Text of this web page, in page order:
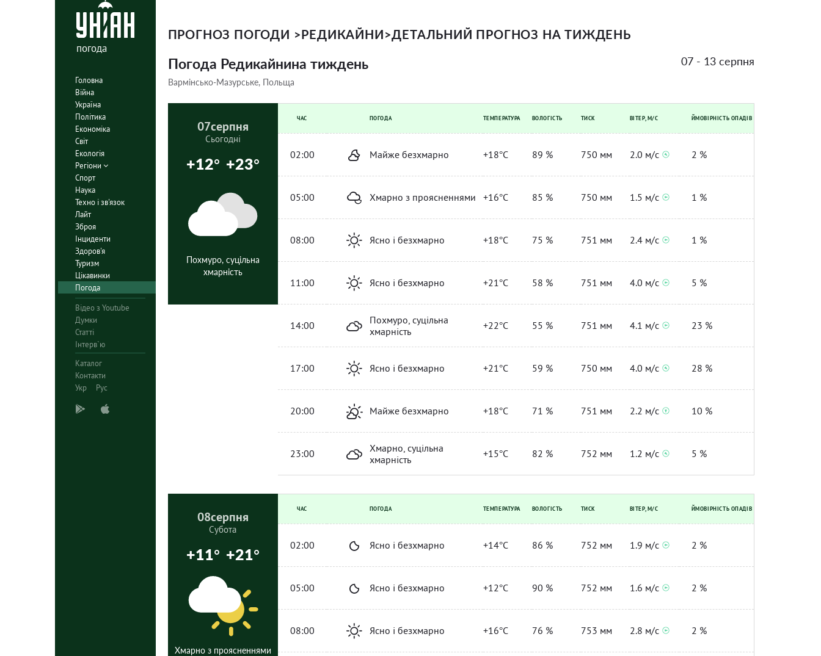
погода
Головна
Війна
Україна
Політика
Економіка
Світ
Екологія
Регіони
Спорт
Наука
Техно і зв'язок
Лайт
Зброя
Інциденти
Здоров'я
Туризм
Цікавинки
Погода
Відео з Youtube
Думки
Статті
Інтерв`ю
Каталог
Контакти
Укр
Рус
ПРОГНОЗ ПОГОДИ >РЕДИКАЙНИ>ДЕТАЛЬНИЙ ПРОГНОЗ НА ТИЖДЕНЬ
Погода Редикайнина тиждень
Вармінсько-Мазурське, Польща
07 - 13 серпня
07серпня
Сьогодні
+12° +23°
Похмуро, суцільна
хмарність
ЧАС ПОГОДА ТЕМПЕРАТУРА ВОЛОГІСТЬ ТИСК ВІТЕР, М/С ЙМОВІРНІСТЬ ОПАДІВ
02:00 Майже безхмарно +18°C 89 % 750 мм 2.0 м/с 2 %
05:00 Хмарно з проясненнями +16°C 85 % 750 мм 1.5 м/с 1 %
08:00 Ясно і безхмарно +18°C 75 % 751 мм 2.4 м/с 1 %
11:00 Ясно і безхмарно +21°C 58 % 751 мм 4.0 м/с 5 %
14:00
Похмуро, суцільна
хмарність
+22°C 55 % 751 мм 4.1 м/с 23 %
17:00 Ясно і безхмарно +21°C 59 % 750 мм 4.0 м/с 28 %
20:00 Майже безхмарно +18°C 71 % 751 мм 2.2 м/с 10 %
23:00
Хмарно, суцільна
хмарність
+15°C 82 % 752 мм 1.2 м/с 5 %
08серпня
Субота
+11° +21°
Хмарно з проясненнями
ЧАС ПОГОДА ТЕМПЕРАТУРА ВОЛОГІСТЬ ТИСК ВІТЕР, М/С ЙМОВІРНІСТЬ ОПАДІВ
02:00 Ясно і безхмарно +14°C 86 % 752 мм 1.9 м/с 2 %
05:00 Ясно і безхмарно +12°C 90 % 752 мм 1.6 м/с 2 %
08:00 Ясно і безхмарно +16°C 76 % 753 мм 2.8 м/с 2 %